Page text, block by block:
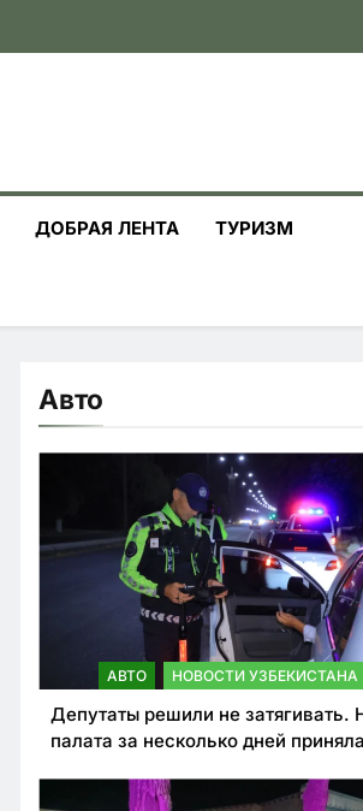
ДОБРАЯ ЛЕНТА ТУРИЗМ
Авто
АВТО НОВОСТИ УЗБЕКИСТАНА
Депутаты решили не затягивать.
палата за несколько дней
нарушителей ПДД